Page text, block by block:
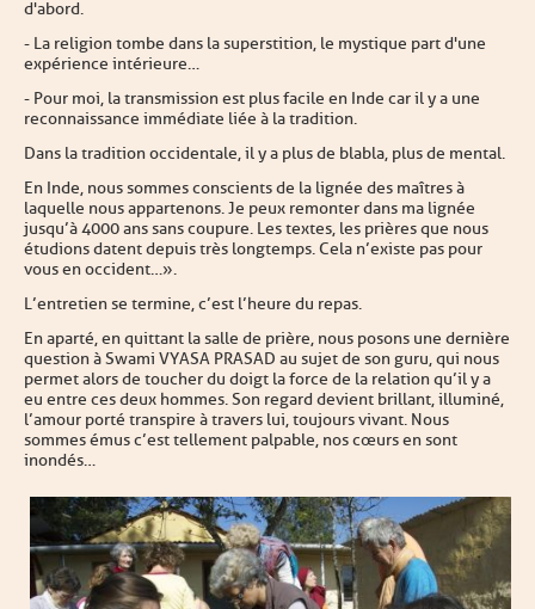
d'abord.
- La religion tombe dans la superstition, le mystique part d'une
expérience intérieure…
- Pour moi, la transmission est plus facile en Inde car il y a une
reconnaissance immédiate liée à la tradition.
Dans la tradition occidentale, il y a plus de blabla, plus de mental.
En Inde, nous sommes conscients de la lignée des maîtres à
laquelle nous appartenons. Je peux remonter dans ma lignée
jusqu’à 4000 ans sans coupure. Les textes, les prières que nous
étudions datent depuis très longtemps. Cela n’existe pas pour
vous en occident… ».
L’entretien se termine, c’est l’heure du repas.
En aparté, en quittant la salle de prière, nous posons une dernière
question à Swami VYASA PRASAD au sujet de son guru, qui nous
permet alors de toucher du doigt la force de la relation qu’il y a
eu entre ces deux hommes. Son regard devient brillant, illuminé,
l’amour porté transpire à travers lui, toujours vivant. Nous
sommes émus c’est tellement palpable, nos cœurs en sont
inondés…